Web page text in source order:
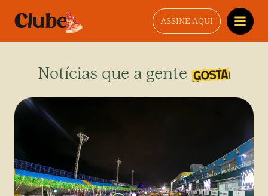
ASSINE AQUI
Notícias que a gente gosta